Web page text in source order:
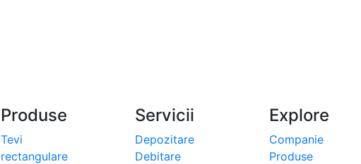
Produse
Tevi
rectangulare
Servicii
Depozitare
Debitare
Explore
Companie
Produse